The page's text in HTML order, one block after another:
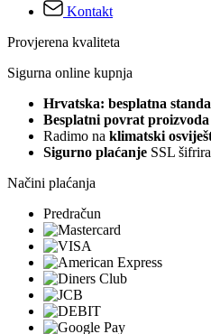
Kontakt
Provjerena kvaliteta
Sigurna online kupnja
Hrvatska: besplatna
Besplatni povrat proizvoda
Radimo na klimatski
Sigurno plaćanje SSL
Načini plaćanja
Predračun